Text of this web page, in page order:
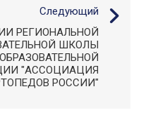
Следующий
РЕГИОНАЛЬНОЙ
ШКОЛЫ
"АССОЦИАЦИЯ
РОССИИ"